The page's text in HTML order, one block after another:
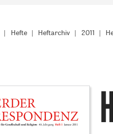
Hefte Heftarchiv 2011